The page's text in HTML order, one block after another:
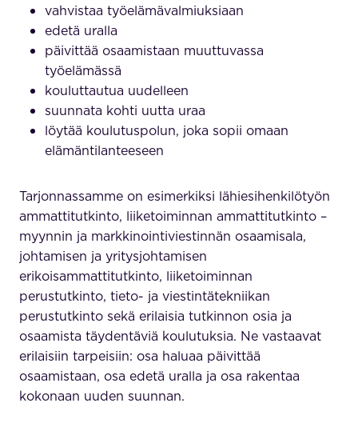
vahvistaa työelämävalmiuksiaan
edetä uralla
päivittää osaamistaan muuttuvassa
työelämässä
kouluttautua uudelleen
suunnata kohti uutta uraa
löytää koulutuspolun, joka sopii omaan
elämäntilanteeseen
Tarjonnassamme on esimerkiksi lähiesihenkilötyön
ammattitutkinto, liiketoiminnan ammattitutkinto –
myynnin ja markkinointiviestinnän osaamisala,
johtamisen ja yritysjohtamisen
erikoisammattitutkinto, liiketoiminnan
perustutkinto, tieto- ja viestintätekniikan
perustutkinto sekä erilaisia tutkinnon osia ja
osaamista täydentäviä koulutuksia. Ne vastaavat
erilaisiin tarpeisiin: osa haluaa päivittää
osaamistaan, osa edetä uralla ja osa rakentaa
kokonaan uuden suunnan.